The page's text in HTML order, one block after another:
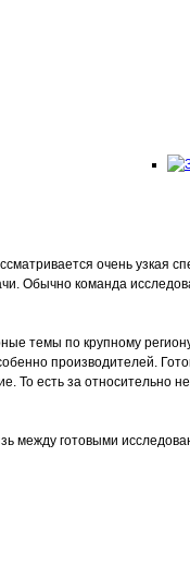
очень узкая
Обычно команда
темы по крупному
производителей.
То есть за
между готовыми